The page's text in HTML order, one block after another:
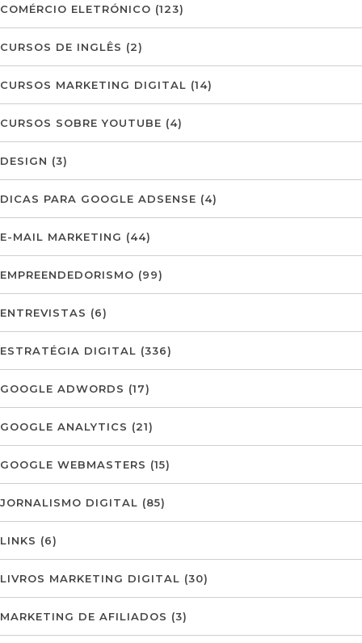
COMÉRCIO ELETRÓNICO (123)
CURSOS DE INGLÊS (2)
CURSOS MARKETING DIGITAL (14)
CURSOS SOBRE YOUTUBE (4)
DESIGN (3)
DICAS PARA GOOGLE ADSENSE (4)
E-MAIL MARKETING (44)
EMPREENDEDORISMO (99)
ENTREVISTAS (6)
ESTRATÉGIA DIGITAL (336)
GOOGLE ADWORDS (17)
GOOGLE ANALYTICS (21)
GOOGLE WEBMASTERS (15)
JORNALISMO DIGITAL (85)
LINKS (6)
LIVROS MARKETING DIGITAL (30)
MARKETING DE AFILIADOS (3)